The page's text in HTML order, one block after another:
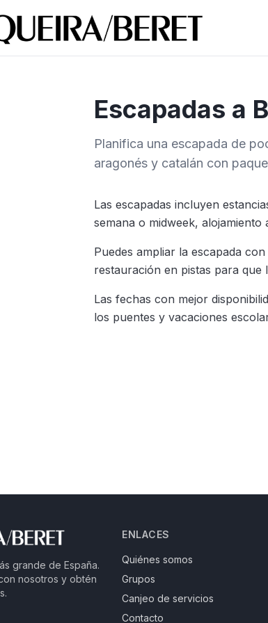
Escapadas a
Planifica una escapada de
aragonés y catalán con
Las escapadas incluyen
semana o midweek, alojamiento
Puedes ampliar la escapada
restauración en pistas para que
Las fechas con mejor
los puentes y vacaciones
grande de España.
nosotros y obtén
ENLACES
Quiénes somos
Grupos
Canjeo de servicios
Contacto